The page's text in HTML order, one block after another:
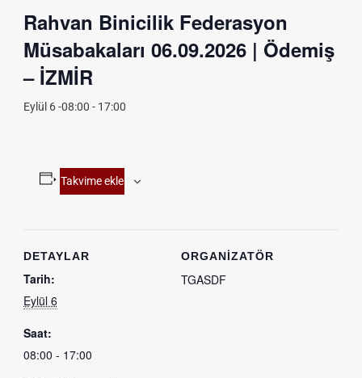
Rahvan Binicilik Federasyon
Müsabakaları 06.09.2026 | Ödemiş
– İZMİR
Eylül 6 -08:00 - 17:00
Takvime ekle
DETAYLAR
Tarih:
Eylül 6
Saat:
08:00 - 17:00
ORGANIZATÖR
TGASDF